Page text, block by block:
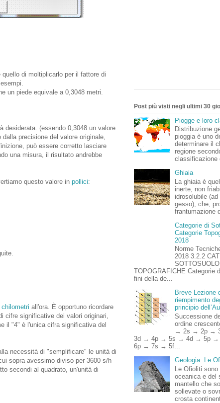
quello di moltiplicarlo per il fattore di
un piede equivale a 0,3048 metri.
desiderata. (essendo 0,3048 un valore
precisione del valore originale,
può essere corretto lasciare
una misura, il risultato andrebbe
questo valore in pollici:
chilometri all'ora. È opportuno ricordare
cifre significative dei valori originari,
il "4" è l'unica cifra significativa del
necessità di "semplificare" le unità di
sopra avessimo diviso per 3600 s/h
secondi al quadrato, un'unità di
Post più visti negli ultimi 30
Piogge e loro
Distribuzione
pioggia è uno
determinare il
regione
classificazione
Ghiaia
La ghiaia è
inerte, non
idrosolubile (ad
gesso), che,
frantumazione
Categorie di
Categorie
2018
Norme
2018 3.2.2
TOPOGRAFICHE Categorie
fini della de...
Breve Lezione
riempimento
principio
Successione
ordine
→ 2s → 2p →
3d → 4p → 5s → 4d → 5p
6p → 7s → 5f...
Geologia: Le
Le Ofioliti
oceanica e del
mantello che
sollevate o
crosta